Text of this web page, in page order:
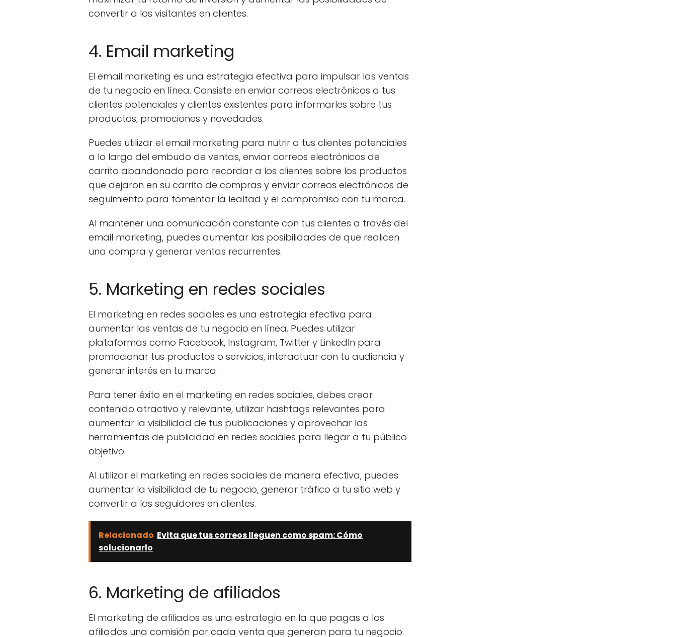
convertir a los visitantes en clientes.
4. Email marketing
El email marketing es una estrategia efectiva para impulsar las ventas
de tu negocio en línea. Consiste en enviar correos electrónicos a tus
clientes potenciales y clientes existentes para informarles sobre tus
productos, promociones y novedades.
Puedes utilizar el email marketing para nutrir a tus clientes potenciales
a lo largo del embudo de ventas, enviar correos electrónicos de
carrito abandonado para recordar a los clientes sobre los productos
que dejaron en su carrito de compras y enviar correos electrónicos de
seguimiento para fomentar la lealtad y el compromiso con tu marca.
Al mantener una comunicación constante con tus clientes a través del
email marketing, puedes aumentar las posibilidades de que realicen
una compra y generar ventas recurrentes.
5. Marketing en redes sociales
El marketing en redes sociales es una estrategia efectiva para
aumentar las ventas de tu negocio en línea. Puedes utilizar
plataformas como Facebook, Instagram, Twitter y LinkedIn para
promocionar tus productos o servicios, interactuar con tu audiencia y
generar interés en tu marca.
Para tener éxito en el marketing en redes sociales, debes crear
contenido atractivo y relevante, utilizar hashtags relevantes para
aumentar la visibilidad de tus publicaciones y aprovechar las
herramientas de publicidad en redes sociales para llegar a tu público
objetivo.
Al utilizar el marketing en redes sociales de manera efectiva, puedes
aumentar la visibilidad de tu negocio, generar tráfico a tu sitio web y
convertir a los seguidores en clientes.
Relacionado Evita que tus correos lleguen como spam: Cómo
solucionarlo
6. Marketing de afiliados
El marketing de afiliados es una estrategia en la que pagas a los
afiliados una comisión por cada venta que generan para tu negocio.